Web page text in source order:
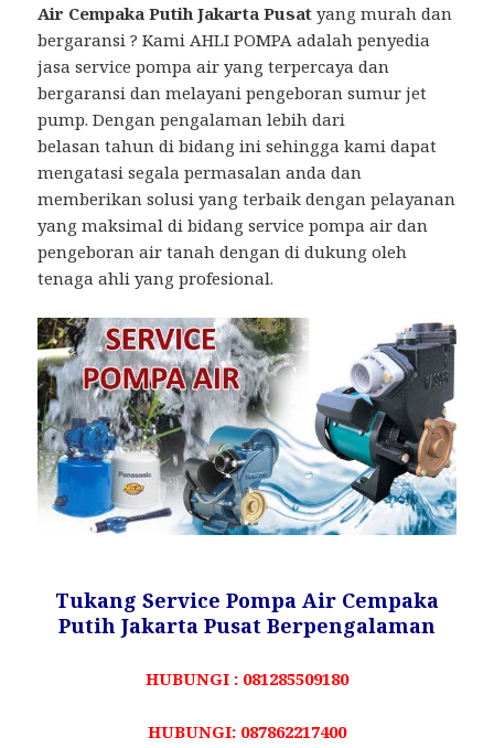
Air Cempaka Putih Jakarta Pusat yang murah dan
bergaransi ? Kami AHLI POMPA adalah penyedia
jasa service pompa air yang terpercaya dan
bergaransi dan melayani pengeboran sumur jet
pump. Dengan pengalaman lebih dari
belasan tahun di bidang ini sehingga kami dapat
mengatasi segala permasalan anda dan
memberikan solusi yang terbaik dengan pelayanan
yang maksimal di bidang service pompa air dan
pengeboran air tanah dengan di dukung oleh
tenaga ahli yang profesional.
Tukang Service Pompa Air Cempaka
Putih Jakarta Pusat Berpengalaman
HUBUNGI : 081285509180
HUBUNGI: 087862217400